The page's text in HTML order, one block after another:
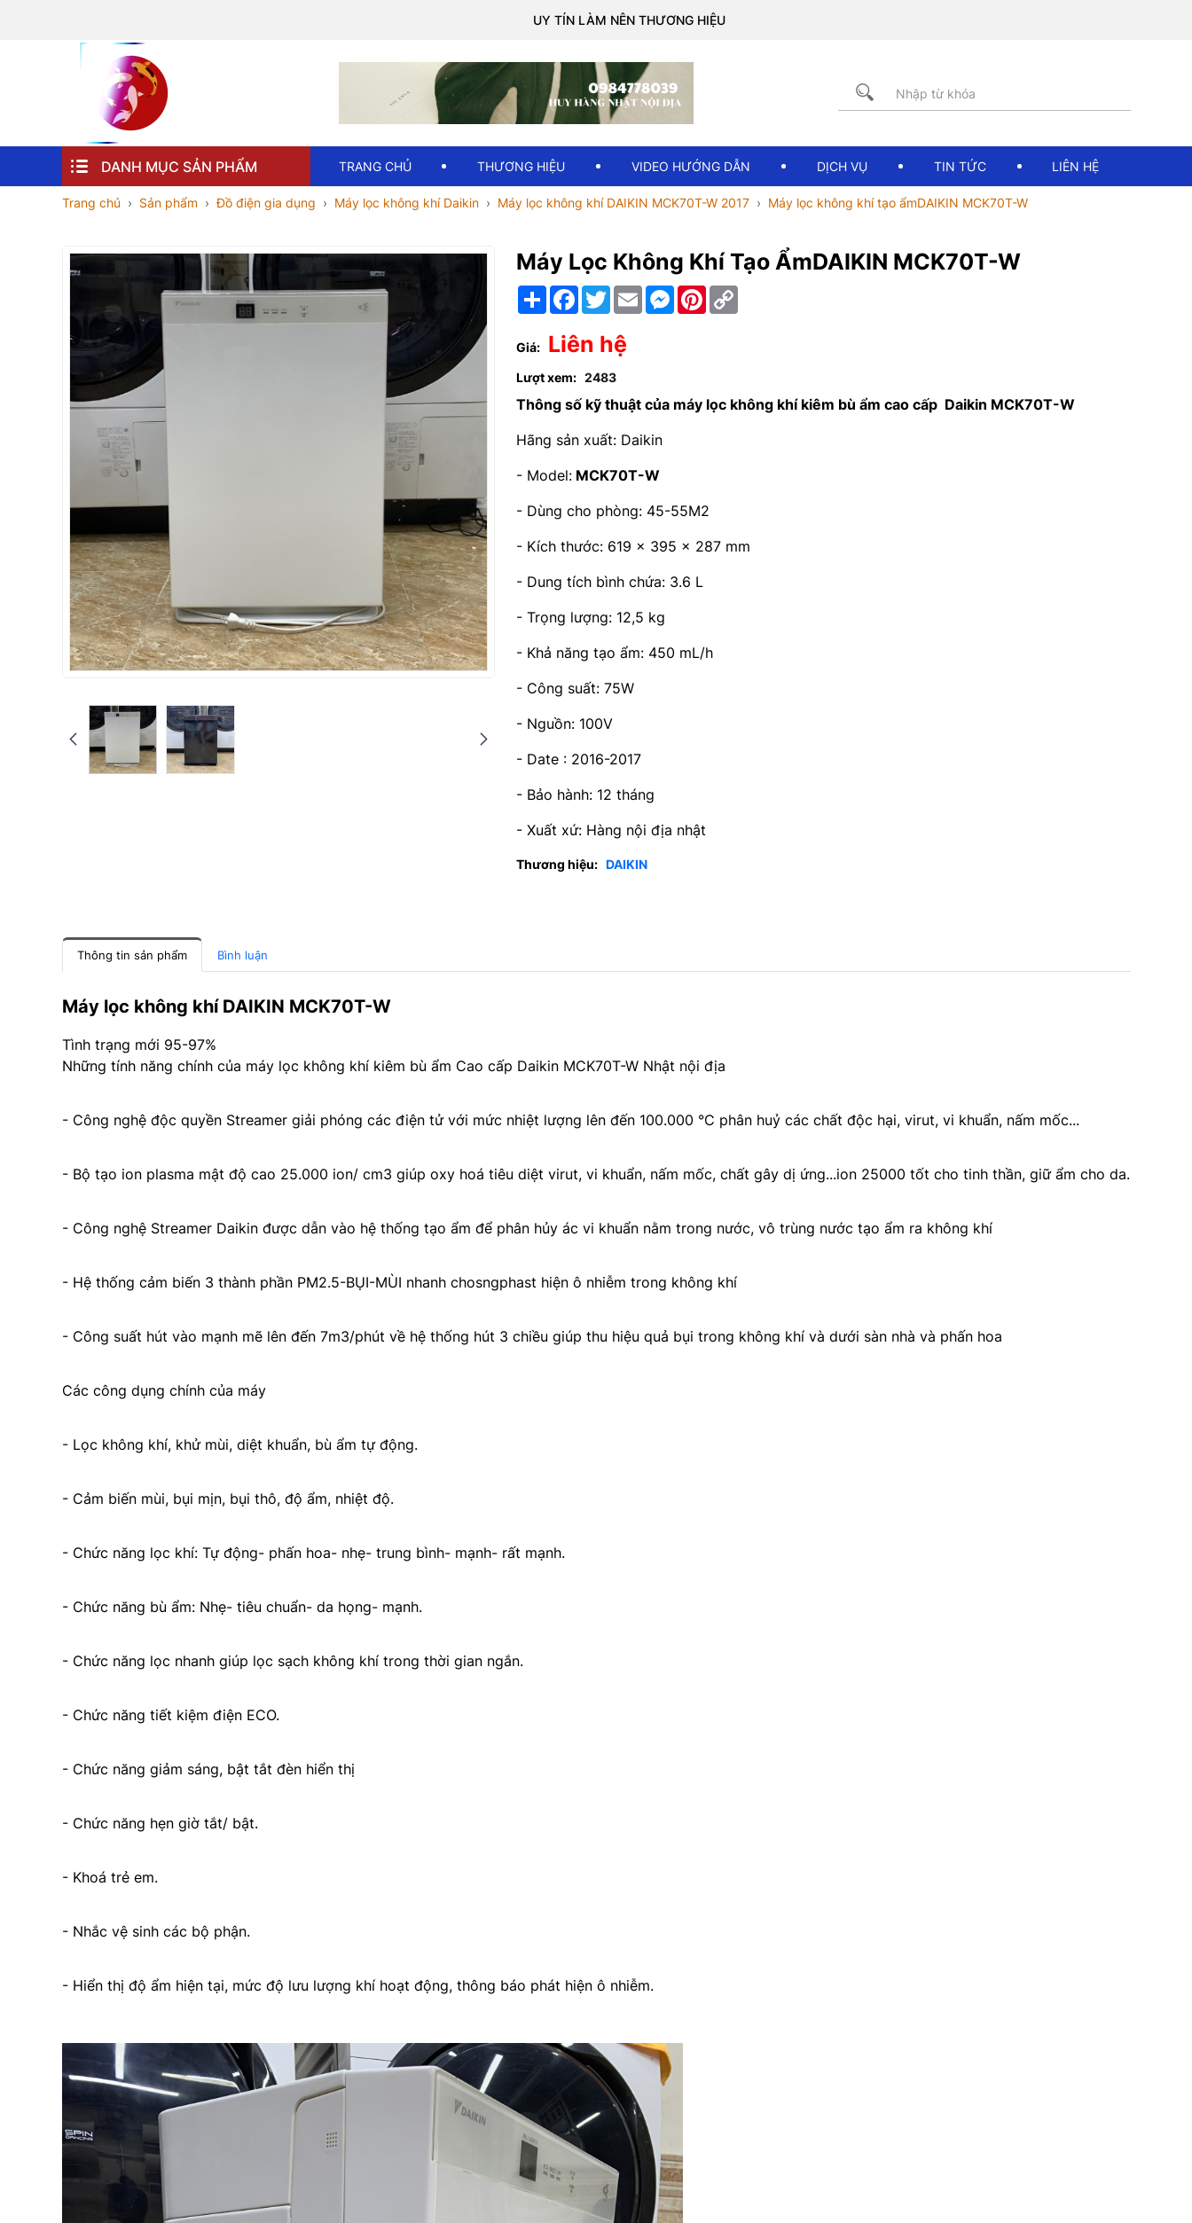
UY TÍN LÀM NÊN THƯƠNG HIỆU
DANH MỤC SẢN PHẨM TRANG CHỦ THƯƠNG HIỆU VIDEO HƯỚNG DẪN DỊCH VỤ TIN TỨC LIÊN HỆ
Trang chủ Sản phẩm Đồ điện gia dụng Máy lọc không khí Daikin Máy lọc không khí DAIKIN MCK70T-W 2017 Máy lọc không khí tạo ẩmDAIKIN MCK70T-W
Máy Lọc Không Khí Tạo ẨmDAIKIN MCK70T-W
Chia
sẻ
Facebook
TwitterEmail Messenger
PinterestCopy
Giá: Liên hệ
Lượt xem: 2483
Thông số kỹ thuật của máy lọc không khí kiêm bù ẩm cao cấp Daikin MCK70T-W
Hãng sản xuất: Daikin
- Model:MCK70T-W
- Dùng cho phòng: 45-55M2
- Kích thước: 619 x 395 x 287 mm
- Dung tích bình chứa: 3.6 L
- Trọng lượng: 12,5 kg
- Khả năng tạo ẩm: 450 mL/h
- Công suất: 75W
- Nguồn: 100V
- Date : 2016-2017
- Bảo hành: 12 tháng
- Xuất xứ: Hàng nội địa nhật
Thương hiệu: DAIKIN
Thông tin sản phẩm Bình luận
Máy lọc không khí DAIKIN MCK70T-W
Tình trạng mới 95-97%
Những tính năng chính của máy lọc không khí kiêm bù ẩm Cao cấp Daikin MCK70T-W Nhật nội địa
- Công nghệ độc quyền Streamer giải phóng các điện tử với mức nhiệt lượng lên đến 100.000 °C phân huỷ các chất độc hại, virut, vi khuẩn, nấm mốc...
- Bộ tạo ion plasma mật độ cao 25.000 ion/ cm3 giúp oxy hoá tiêu diệt virut, vi khuẩn, nấm mốc, chất gây dị ứng...ion 25000 tốt cho tinh thần, giữ ẩm cho da.
- Công nghệ Streamer Daikin được dẫn vào hệ thống tạo ẩm để phân hủy ác vi khuẩn nằm trong nước, vô trùng nước tạo ẩm ra không khí
- Hệ thống cảm biến 3 thành phần PM2.5-BỤI-MÙI nhanh chosngphast hiện ô nhiễm trong không khí
- Công suất hút vào mạnh mẽ lên đến 7m3/phút về hệ thống hút 3 chiều giúp thu hiệu quả bụi trong không khí và dưới sàn nhà và phấn hoa
Các công dụng chính của máy
- Lọc không khí, khử mùi, diệt khuẩn, bù ẩm tự động.
- Cảm biến mùi, bụi mịn, bụi thô, độ ẩm, nhiệt độ.
- Chức năng lọc khí: Tự động- phấn hoa- nhẹ- trung bình- mạnh- rất mạnh.
- Chức năng bù ẩm: Nhẹ- tiêu chuẩn- da họng- mạnh.
- Chức năng lọc nhanh giúp lọc sạch không khí trong thời gian ngắn.
- Chức năng tiết kiệm điện ECO.
- Chức năng giảm sáng, bật tắt đèn hiển thị
- Chức năng hẹn giờ tắt/ bật.
- Khoá trẻ em.
- Nhắc vệ sinh các bộ phận.
- Hiển thị độ ẩm hiện tại, mức độ lưu lượng khí hoạt động, thông báo phát hiện ô nhiễm.